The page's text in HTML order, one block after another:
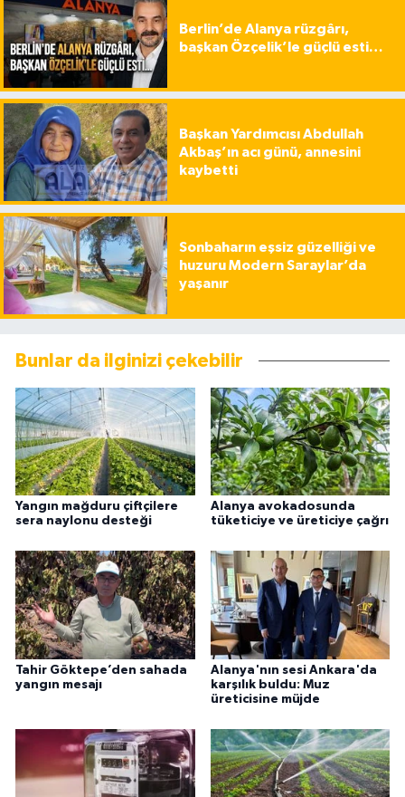
Berlin’de Alanya rüzgârı,
başkan Özçelik’le güçlü esti…
Başkan Yardımcısı Abdullah
Akbaş’ın acı günü, annesini
kaybetti
Sonbaharın eşsiz güzelliği ve
huzuru Modern Saraylar’da
yaşanır
Bunlar da ilginizi çekebilir
Yangın mağduru çiftçilere
sera naylonu desteği
Alanya avokadosunda
tüketiciye ve üreticiye çağrı
Tahir Göktepe’den sahada
yangın mesajı
Alanya'nın sesi Ankara'da
karşılık buldu: Muz
üreticisine müjde